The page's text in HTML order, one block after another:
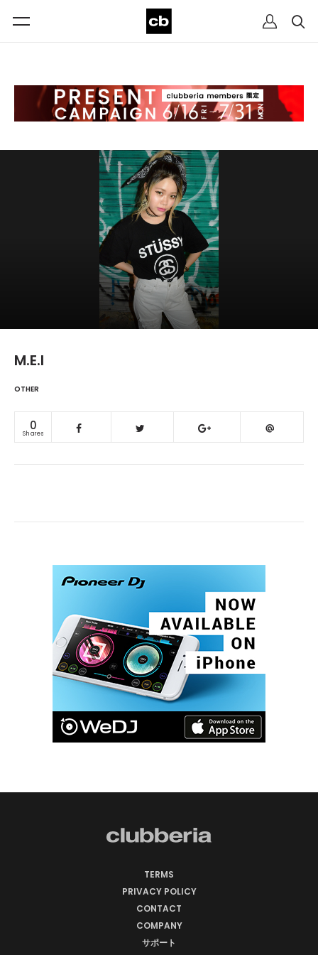
M.E.I
OTHER
0
Shares
TERMS
PRIVACY POLICY
CONTACT
COMPANY
サポート